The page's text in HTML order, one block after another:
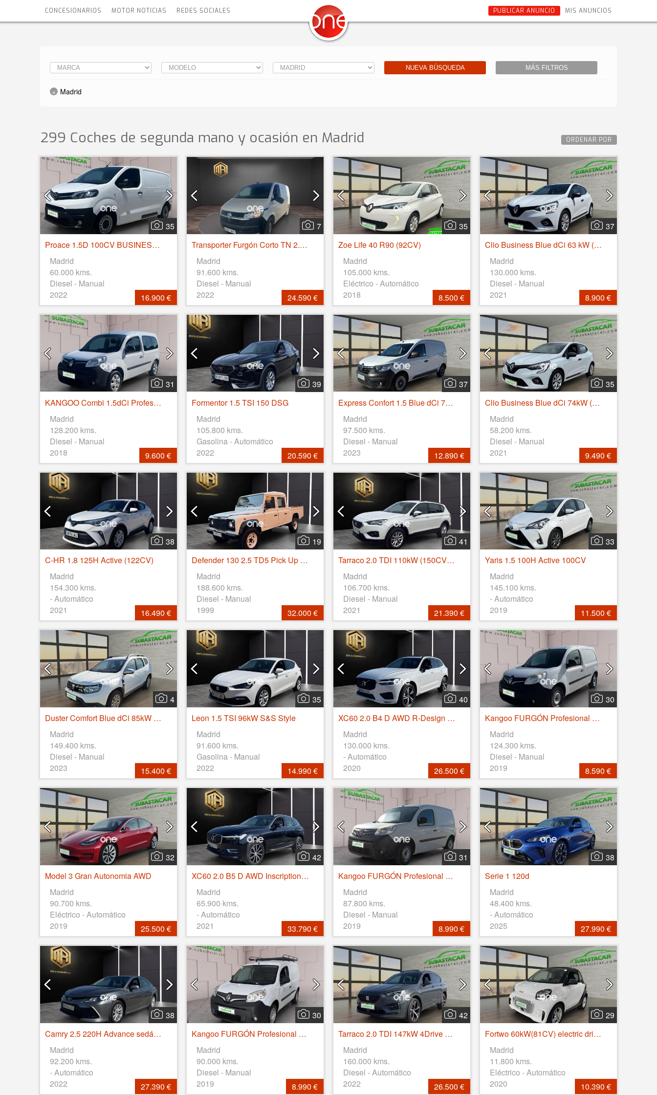
CONCESIONARIOS MOTOR NOTICIAS REDES SOCIALES MIS ANUNCIOS
PUBLICAR ANUNCIO
NUEVA BÚSQUEDA MÁS FILTROS
Madrid
ORDENAR POR
299 Coches de segunda mano y ocasión en Madrid
35
Proace 1.5D 100CV BUSINESS 1PL 2PT L1
Madrid
60.000 kms.
Diesel - Manual
2022
16.900 €
7
Transporter Furgón Corto TN 2.0 TDI 110kW 4MO
Madrid
91.600 kms.
Diesel - Manual
2022
24.590 €
35
Zoe Life 40 R90 (92CV)
Madrid
105.000 kms.
Eléctrico - Automático
2018
8.500 €
37
Clio Business Blue dCi 63 kW (85CV)
Madrid
130.000 kms.
Diesel - Manual
2021
8.900 €
31
KANGOO Combi 1.5dCi Profesional M1-AF 75
Madrid
128.200 kms.
Diesel - Manual
2018
9.600 €
39
Formentor 1.5 TSI 150 DSG
Madrid
105.800 kms.
Gasolina - Automático
2022
20.590 €
37
Express Confort 1.5 Blue dCi 70 kW (95 cv)
Madrid
97.500 kms.
Diesel - Manual
2023
12.890 €
35
Clio Business Blue dCi 74kW (100CV)
Madrid
58.200 kms.
Diesel - Manual
2021
9.490 €
38
C-HR 1.8 125H Active (122CV)
Madrid
154.300 kms.
- Automático
2021
16.490 €
19
Defender 130 2.5 TD5 Pick Up Doble Cabina
Madrid
188.600 kms.
Diesel - Manual
1999
32.000 €
41
Tarraco 2.0 TDI 110kW (150CV) S&S Style GO
Madrid
106.700 kms.
Diesel - Manual
2021
21.390 €
33
Yaris 1.5 100H Active 100CV
Madrid
145.100 kms.
- Automático
2019
11.500 €
4
Duster Comfort Blue dCi 85kW (115CV) 4X4
Madrid
149.400 kms.
Diesel - Manual
2023
15.400 €
35
Leon 1.5 TSI 96kW S&S Style
Madrid
91.600 kms.
Gasolina - Manual
2022
14.990 €
40
XC60 2.0 B4 D AWD R-Design Auto
Madrid
130.000 kms.
- Automático
2020
26.500 €
30
Kangoo FURGÓN Profesional dCi 55kW (75CV) Euro 6
Madrid
124.300 kms.
Diesel - Manual
2019
8.590 €
32
Model 3 Gran Autonomia AWD
Madrid
90.700 kms.
Eléctrico - Automático
2019
25.500 €
42
XC60 2.0 B5 D AWD Inscription Auto
Madrid
65.900 kms.
- Automático
2021
33.790 €
31
Kangoo FURGÓN Profesional dCi 55kW (75CV) Euro 6
Madrid
87.800 kms.
Diesel - Manual
2019
8.990 €
38
Serie 1 120d
Madrid
48.400 kms.
- Automático
2025
27.990 €
38
Camry 2.5 220H Advance sedán 160kW
Madrid
92.200 kms.
- Automático
2022
27.390 €
30
Kangoo FURGÓN Profesional dCi 55kW (75CV) Euro 6
Madrid
90.000 kms.
Diesel - Manual
2019
8.990 €
42
Tarraco 2.0 TDI 147kW 4Drive DSG S&S FR GO XL
Madrid
160.000 kms.
Diesel - Automático
2022
26.500 €
29
Fortwo 60kW(81CV) electric drive coupe
Madrid
11.800 kms.
Eléctrico - Automático
2020
10.390 €